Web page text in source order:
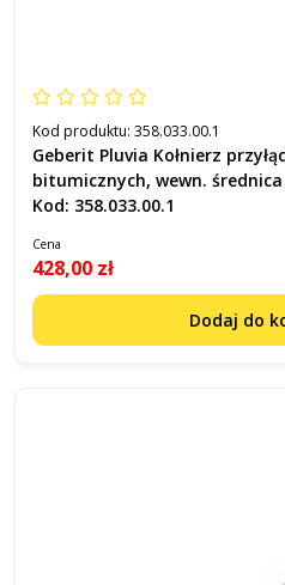
Kod produktu: 358.033.00.1
Geberit Pluvia Kołnierz
bitumicznych, wewn.
Kod: 358.033.00.1
Cena
428,00 zł
Dodaj do